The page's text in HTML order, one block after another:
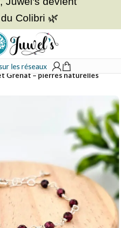
Colibri 🌿
les réseaux
Grenat – pierres naturelles